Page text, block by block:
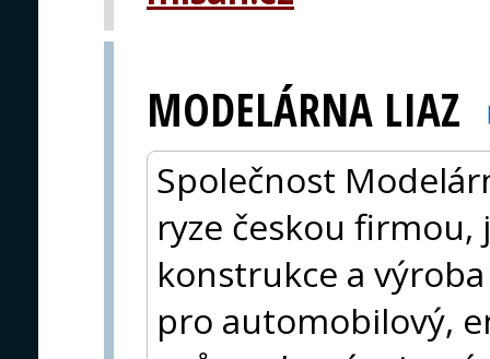
MODELÁRNA LIAZ
Společnost
ryze českou firmou,
konstrukce a
pro automobilový,